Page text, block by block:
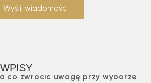
co zwrócić uwagę przy wyborze